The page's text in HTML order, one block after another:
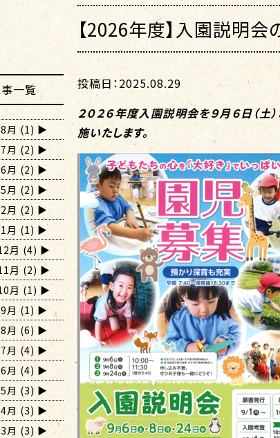
一覧
月 (1)
月 (2)
月 (2)
月 (2)
月 (2)
月 (1)
月 (4)
月 (2)
月 (1)
月 (1)
月 (6)
月 (4)
月 (4)
月 (3)
月 (3)
月 (3)
【2026年度】入園説明会
投稿日：2025.08.29
２０２６年度入園説明会を９月６日（土）
施いたします。